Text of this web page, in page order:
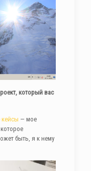
который вас
кейсы — мое
быть, я к нему